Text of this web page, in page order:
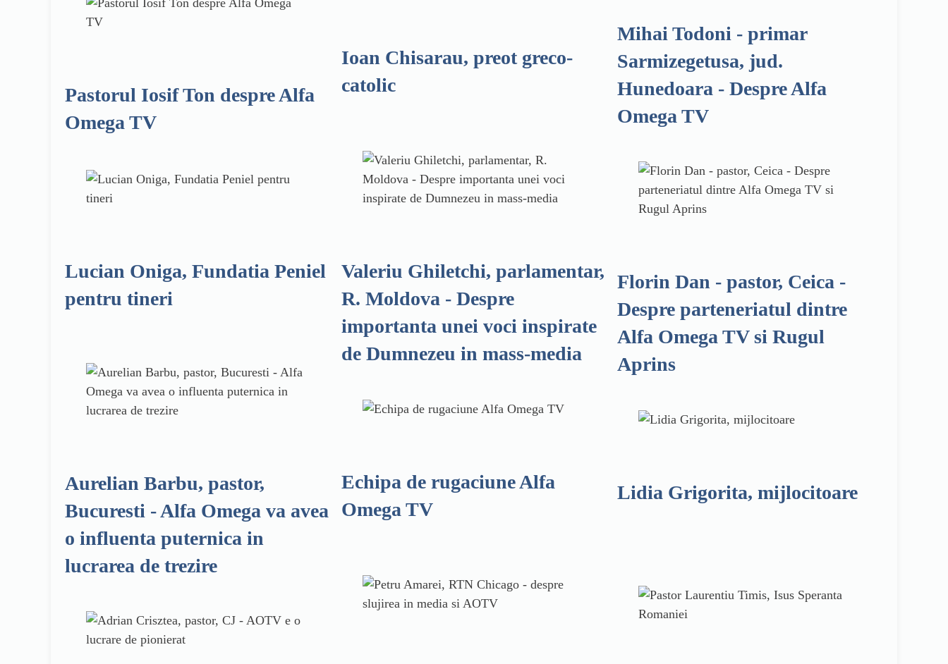
Pastorul Iosif Ton despre Alfa
Omega TV
Ioan Chisarau, preot greco-
catolic
Mihai Todoni - primar
Sarmizegetusa, jud.
Hunedoara - Despre Alfa
Omega TV
Lucian Oniga, Fundatia Peniel
pentru tineri
Valeriu Ghiletchi, parlamentar,
R. Moldova - Despre
importanta unei voci inspirate
de Dumnezeu in mass-media
Florin Dan - pastor, Ceica -
Despre parteneriatul dintre
Alfa Omega TV si Rugul
Aprins
Aurelian Barbu, pastor,
Bucuresti - Alfa Omega va avea
o influenta puternica in
lucrarea de trezire
Echipa de rugaciune Alfa
Omega TV
Lidia Grigorita, mijlocitoare